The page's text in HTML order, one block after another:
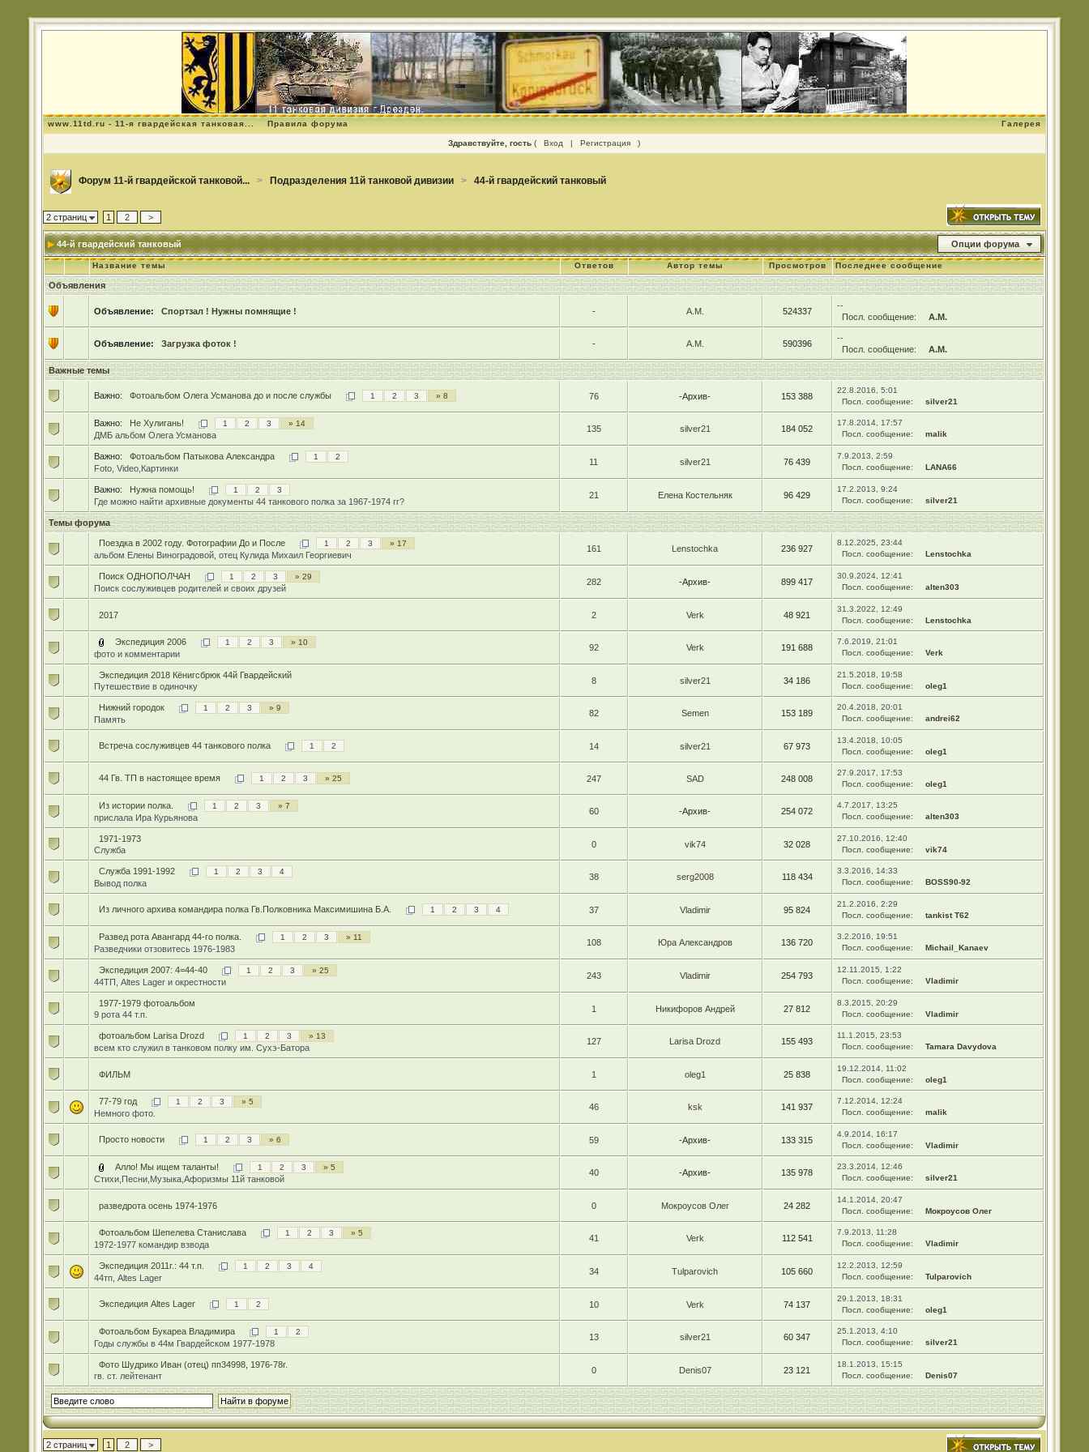
www.11td.ru - 11-я гвардейская танковая... Правила форума Галерея
Здравствуйте, гость ( Вход | Регистрация )
Форум 11-й гвардейской танковой... > Подразделения 11й танковой дивизии > 44-й гвардейский танковый
2 страниц 1 2 >
44-й гвардейский танковый Опции форума
Название темы Ответов Автор темы Просмотров Последнее сообщение
Объявления
Объявление: Спортзал ! Нужны помнящие ! - А.М. 524337
--
Посл. сообщение:
А.М.
Объявление: Загрузка фоток ! - А.М. 590396
--
Посл. сообщение:
А.М.
Важные темы
Важно: Фотоальбом Олега Усманова до и после службы 1 2 3 » 8 76 -Архив- 153 388
22.8.2016, 5:01
Посл. сообщение:
silver21
Важно: Не Хулигань! 1 2 3 » 14
ДМБ альбом Олега Усманова
135 silver21 184 052
17.8.2014, 17:57
Посл. сообщение:
malik
Важно: Фотоальбом Патыкова Александра 1 2
Foto, Video,Картинки
11 silver21 76 439
7.9.2013, 2:59
Посл. сообщение:
LANA66
Важно: Нужна помощь! 1 2 3
Где можно найти архивные документы 44 танкового полка за 1967-1974 гг?
21 Елена Костельняк 96 429
17.2.2013, 9:24
Посл. сообщение:
silver21
Темы форума
Поездка в 2002 году. Фотографии До и После 1 2 3 » 17
альбом Елены Виноградовой, отец Кулида Михаил Георгиевич
161 Lenstochka 236 927
8.12.2025, 23:44
Посл. сообщение:
Lenstochka
Поиск ОДНОПОЛЧАН 1 2 3 » 29
Поиск сослуживцев родителей и своих друзей
282 -Архив- 899 417
30.9.2024, 12:41
Посл. сообщение:
alten303
2017 2 Verk 48 921
31.3.2022, 12:49
Посл. сообщение:
Lenstochka
Экспедиция 2006 1 2 3 » 10
фото и комментарии
92 Verk 191 688
7.6.2019, 21:01
Посл. сообщение:
Verk
Экспедиция 2018 Кёнигсбрюк 44й Гвардейский
Путешествие в одиночку
8 silver21 34 186
21.5.2018, 19:58
Посл. сообщение:
oleg1
Нижний городок 1 2 3 » 9
Память
82 Semen 153 189
20.4.2018, 20:01
Посл. сообщение:
andrei62
Встреча сослуживцев 44 танкового полка 1 2 14 silver21 67 973
13.4.2018, 10:05
Посл. сообщение:
oleg1
44 Гв. ТП в настоящее время 1 2 3 » 25 247 SAD 248 008
27.9.2017, 17:53
Посл. сообщение:
oleg1
Из истории полка. 1 2 3 » 7
прислала Ира Курьянова
60 -Архив- 254 072
4.7.2017, 13:25
Посл. сообщение:
alten303
1971-1973
Служба
0 vik74 32 028
27.10.2016, 12:40
Посл. сообщение:
vik74
Служба 1991-1992 1 2 3 4
Вывод полка
38 serg2008 118 434
3.3.2016, 14:33
Посл. сообщение:
BOSS90-92
Из личного архива командира полка Гв.Полковника Максимишина Б.А. 1 2 3 4 37 Vladimir 95 824
21.2.2016, 2:29
Посл. сообщение:
tankist T62
Развед рота Авангард 44-го полка. 1 2 3 » 11
Разведчики отзовитесь 1976-1983
108 Юра Александров 136 720
3.2.2016, 19:51
Посл. сообщение:
Michail_Kanaev
Экспедиция 2007: 4=44-40 1 2 3 » 25
44ТП, Altes Lager и окрестности
243 Vladimir 254 793
12.11.2015, 1:22
Посл. сообщение:
Vladimir
1977-1979 фотоальбом
9 рота 44 т.п.
1 Никифоров Андрей 27 812
8.3.2015, 20:29
Посл. сообщение:
Vladimir
фотоальбом Larisa Drozd 1 2 3 » 13
всем кто служил в танковом полку им. Сухэ-Батора
127 Larisa Drozd 155 493
11.1.2015, 23:53
Посл. сообщение:
Tamara Davydova
ФИЛЬМ 1 oleg1 25 838
19.12.2014, 11:02
Посл. сообщение:
oleg1
77-79 год 1 2 3 » 5
Немного фото.
46 ksk 141 937
7.12.2014, 12:24
Посл. сообщение:
malik
Просто новости 1 2 3 » 6 59 -Архив- 133 315
4.9.2014, 16:17
Посл. сообщение:
Vladimir
Алло! Мы ищем таланты! 1 2 3 » 5
Стихи,Песни,Музыка,Афоризмы 11й танковой
40 -Архив- 135 978
23.3.2014, 12:46
Посл. сообщение:
silver21
разведрота осень 1974-1976 0 Мокроусов Олег 24 282
14.1.2014, 20:47
Посл. сообщение:
Мокроусов Олег
Фотоальбом Шепелева Станислава 1 2 3 » 5
1972-1977 командир взвода
41 Verk 112 541
7.9.2013, 11:28
Посл. сообщение:
Vladimir
Экспедиция 2011г.: 44 т.п. 1 2 3 4
44тп, Altes Lager
34 Tulparovich 105 660
12.2.2013, 12:59
Посл. сообщение:
Tulparovich
Экспедиция Altes Lager 1 2 10 Verk 74 137
29.1.2013, 18:31
Посл. сообщение:
oleg1
Фотоальбом Букареа Владимира 1 2
Годы службы в 44м Гвардейском 1977-1978
13 silver21 60 347
25.1.2013, 4:10
Посл. сообщение:
silver21
Фото Шудрико Иван (отец) пп34998, 1976-78г.
гв. ст. лейтенант
0 Denis07 23 121
18.1.2013, 15:15
Посл. сообщение:
Denis07
2 страниц 1 2 >